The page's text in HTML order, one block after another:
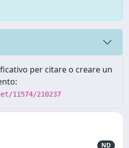
per citare o creare un
11574/210237
ND